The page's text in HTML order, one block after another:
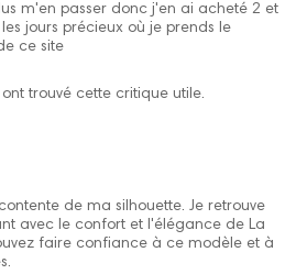
m'en passer donc j'en ai acheté 2 et
jours précieux où je prends le
ce site
trouvé cette critique utile.
de ma silhouette. Je retrouve
avec le confort et l'élégance de La
faire confiance à ce modèle et à